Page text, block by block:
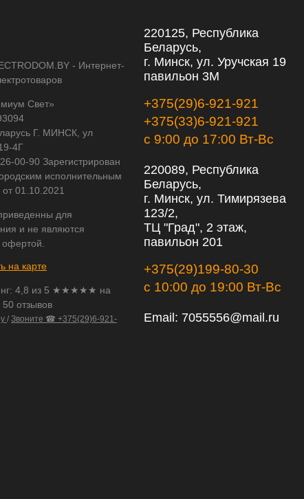
- Интернет-
Свет»
Г. МИНСК, ул
4Г
00-90 Зарегистрирован
исполнительным
01.10.2021
для
и не являются
на карте
4,8 из 5 ★★★★★ на
отзывов
/ Звоните ☎ +375(29)6-921-
220125, Республика
Беларусь,
г. Минск, ул. Уручская 19
павильон 3М
+375(29)6-921-921
+375(33)6-921-921
с 9:00 до 17:00 Вт-Вс
220089, Республика
Беларусь,
г. Минск, ул. Тимирязева
123/2,
ТЦ "Град", 2 этаж,
павильон 201
+375(29)199-80-30
с 10:00 до 19:00 Вт-Вс
Email: 7055556@mail.ru